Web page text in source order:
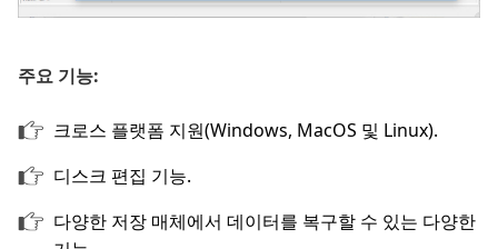
주요 기능:
크로스 플랫폼 지원(Windows, MacOS 및 Linux).
디스크 편집 기능.
다양한 저장 매체에서 데이터를 복구할 수 있는 다양한